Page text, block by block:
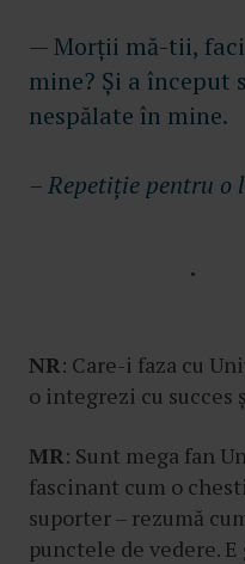
— Morții mă-tii,
mine? Și a început
nespălate în mine.
– Repetiție pentru o
NR: Care-i faza cu
o integrezi cu
MR: Sunt mega fan
fascinant cum o
suporter – rezumă
punctele de vedere.